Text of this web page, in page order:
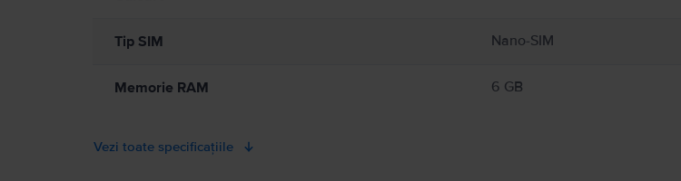
Tip SIM Nano-SIM
Memorie RAM 6 GB
Vezi toate specificațiile